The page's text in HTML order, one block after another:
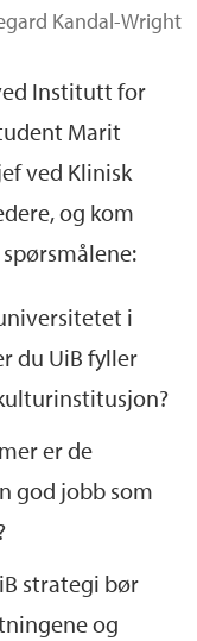
Kandal-Wright
Institutt for
Marit
ved Klinisk
og kom
i
du UiB fyller
er de
god jobb som
strategi bør
og